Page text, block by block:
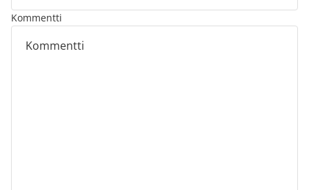
Kommentti